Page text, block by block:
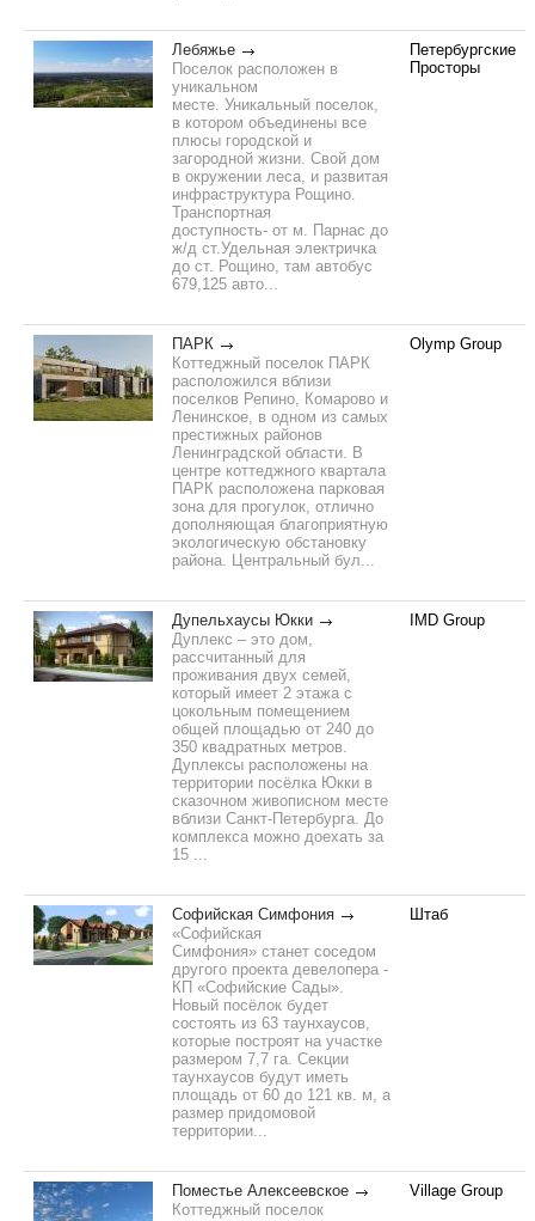
Лебяжье
Поселок расположен в
уникальном
месте. Уникальный поселок,
в котором объединены все
плюсы городской и
загородной жизни. Свой дом
в окружении леса, и развитая
инфраструктура Рощино.
Транспортная
доступность- от м. Парнас до
ж/д ст.Удельная электричка
до ст. Рощино, там автобус
679,125 авто...
Петербургские
Просторы
ПАРК
Коттеджный поселок ПАРК
расположился вблизи
поселков Репино, Комарово и
Ленинское, в одном из самых
престижных районов
Ленинградской области. В
центре коттеджного квартала
ПАРК расположена парковая
зона для прогулок, отлично
дополняющая благоприятную
экологическую обстановку
района. Центральный бул...
Olymp Group
Дупельхаусы Юкки
Дуплекс – это дом,
рассчитанный для
проживания двух семей,
который имеет 2 этажа с
цокольным помещением
общей площадью от 240 до
350 квадратных метров.
Дуплексы расположены на
территории посёлка Юкки в
сказочном живописном месте
вблизи Санкт-Петербурга. До
комплекса можно доехать за
15 ...
IMD Group
Софийская Симфония
«Софийская
Симфония» станет соседом
другого проекта девелопера -
КП «Софийские Сады».
Новый посёлок будет
состоять из 63 таунхаусов,
которые построят на участке
размером 7,7 га. Секции
таунхаусов будут иметь
площадь от 60 до 121 кв. м, а
размер придомовой
территории...
Штаб
Поместье Алексеевское
Коттеджный поселок
Village Group